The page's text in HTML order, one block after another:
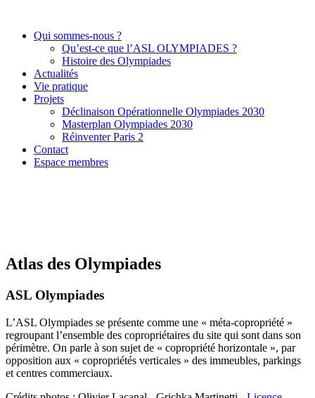
Qui sommes-nous ?
Qu’est-ce que l’ASL OLYMPIADES ?
Histoire des Olympiades
Actualités
Vie pratique
Projets
Déclinaison Opérationnelle Olympiades 2030
Masterplan Olympiades 2030
Réinventer Paris 2
Contact
Espace membres
Atlas des Olympiades
ASL Olympiades
L’ASL Olympiades se présente comme une « méta-copropriété »
regroupant l’ensemble des copropriétaires du site qui sont dans son
périmètre. On parle à son sujet de « copropriété horizontale », par
opposition aux « copropriétés verticales » des immeubles, parkings
et centres commerciaux.